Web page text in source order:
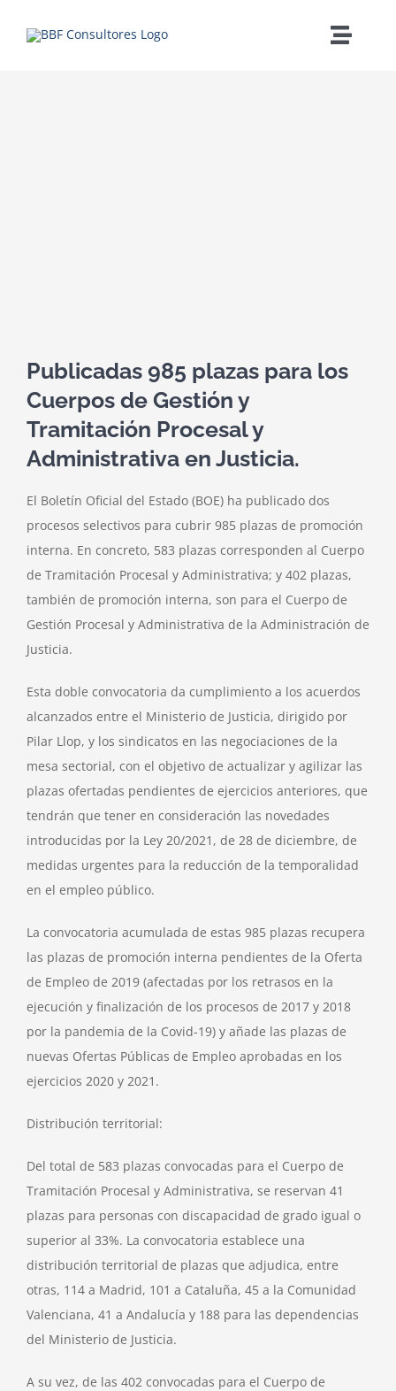
Toggle
Publicadas 985 plazas para los
Cuerpos de Gestión y
Tramitación Procesal y
Administrativa en Justicia.
El Boletín Oficial del Estado (BOE) ha publicado dos
procesos selectivos para cubrir 985 plazas de promoción
interna. En concreto, 583 plazas corresponden al Cuerpo
de Tramitación Procesal y Administrativa; y 402 plazas,
también de promoción interna, son para el Cuerpo de
Gestión Procesal y Administrativa de la Administración de
Justicia.
Esta doble convocatoria da cumplimiento a los acuerdos
alcanzados entre el Ministerio de Justicia, dirigido por
Pilar Llop, y los sindicatos en las negociaciones de la
mesa sectorial, con el objetivo de actualizar y agilizar las
plazas ofertadas pendientes de ejercicios anteriores, que
tendrán que tener en consideración las novedades
introducidas por la Ley 20/2021, de 28 de diciembre, de
medidas urgentes para la reducción de la temporalidad
en el empleo público.
La convocatoria acumulada de estas 985 plazas recupera
las plazas de promoción interna pendientes de la Oferta
de Empleo de 2019 (afectadas por los retrasos en la
ejecución y finalización de los procesos de 2017 y 2018
por la pandemia de la Covid-19) y añade las plazas de
nuevas Ofertas Públicas de Empleo aprobadas en los
ejercicios 2020 y 2021.
Distribución territorial:
Del total de 583 plazas convocadas para el Cuerpo de
Tramitación Procesal y Administrativa, se reservan 41
plazas para personas con discapacidad de grado igual o
superior al 33%. La convocatoria establece una
distribución territorial de plazas que adjudica, entre
otras, 114 a Madrid, 101 a Cataluña, 45 a la Comunidad
Valenciana, 41 a Andalucía y 188 para las dependencias
del Ministerio de Justicia.
A su vez, de las 402 convocadas para el Cuerpo de